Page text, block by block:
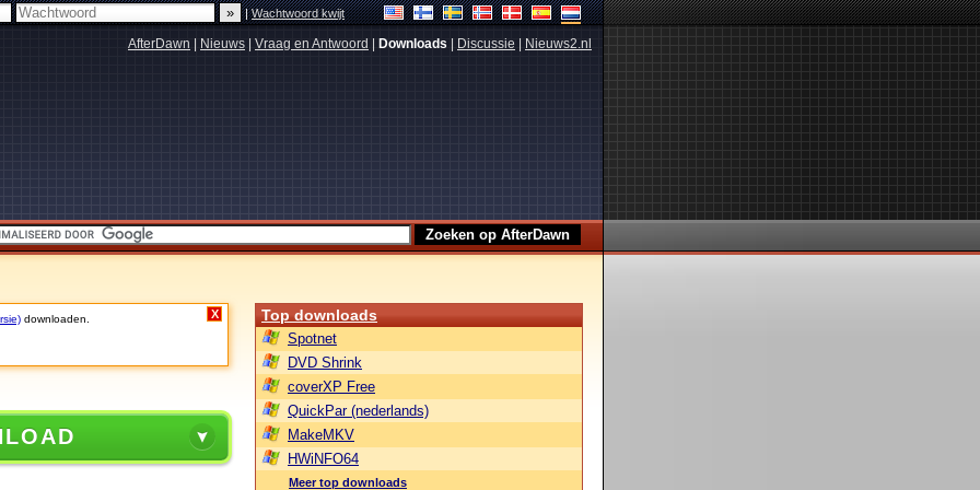
|Wachtwoord kwijt
AfterDawn Nieuws Vraag en Antwoord Downloads Discussie Nieuws2.nl
downloaden. X Top downloads
Spotnet
DVD Shrink
coverXP Free
QuickPar (nederlands)
MakeMKV
HWiNFO64
Meer top downloads